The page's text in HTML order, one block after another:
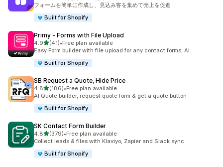
フォームを簡単に作成し、見込み客を集めて売上を促進
Built for Shopify
Primy ‑ Forms with File Upload
4.95つ星中
(41)
合計レビュー数：41件
•Free plan available
Easy Form builder with file upload for any contact forms, AI
Built for Shopify
SB Request a Quote, Hide Price
4.85つ星中
(186)
合計レビュー数：186件
•Free plan available
AI Quote builder, request quote form & get a quote button
Built for Shopify
SK Contact Form Builder
4.85つ星中
(379)
合計レビュー数：379件
•Free plan available
Collect leads & files with Klaviyo, Zapier and Slack sync
Built for Shopify